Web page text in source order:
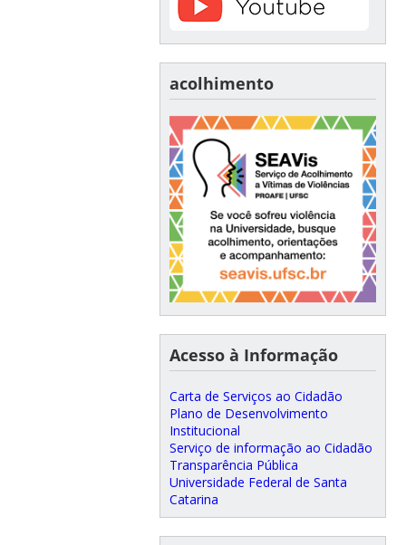
acolhimento
Acesso à Informação
Carta de Serviços ao Cidadão
Plano de Desenvolvimento
Institucional
Serviço de informação ao Cidadão
Transparência Pública
Universidade Federal de Santa
Catarina